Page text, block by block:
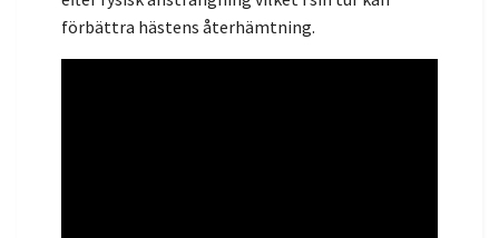
förbättra hästens återhämtning.